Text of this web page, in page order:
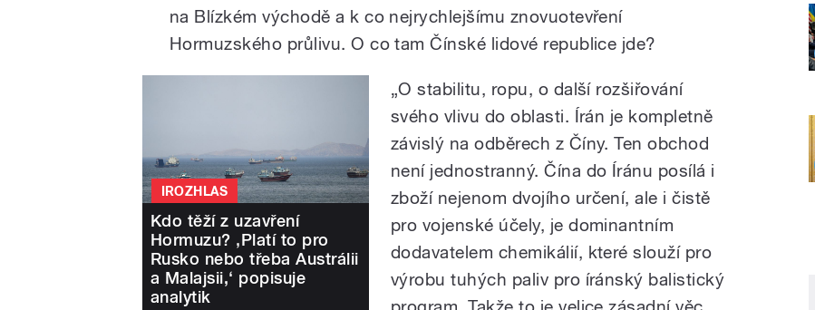
na Blízkém východě a k co nejrychlejšímu znovuotevření
Hormuzského průlivu. O co tam Čínské lidové republice jde?
IROZHLAS
Kdo těží z uzavření
Hormuzu? ‚Platí to pro
Rusko nebo třeba Austrálii
a Malajsii,‘ popisuje
analytik
„O stabilitu, ropu, o další rozšiřování
svého vlivu do oblasti. Írán je kompletně
závislý na odběrech z Číny. Ten obchod
není jednostranný. Čína do Íránu posílá i
zboží nejenom dvojího určení, ale i čistě
pro vojenské účely, je dominantním
dodavatelem chemikálií, které slouží pro
výrobu tuhých paliv pro íránský balistický